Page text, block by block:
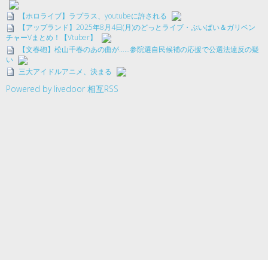
【ホロライブ】ラプラス、youtubeに許される
【アップランド】2025年8月4日(月)のどっとライブ・ぶいぱい＆ガリベン
チャーVまとめ！【Vtuber】
【文春砲】松山千春のあの曲が……参院選自民候補の応援で公選法違反の疑
い
三大アイドルアニメ、決まる
Powered by livedoor 相互RSS